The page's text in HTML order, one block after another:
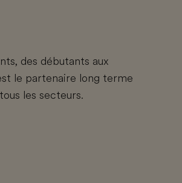
des débutants aux
le partenaire long terme
les secteurs.